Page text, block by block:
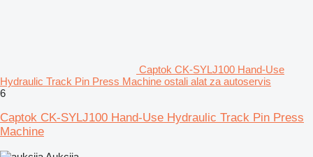
Captok CK-SYLJ100 Hand-Use
Hydraulic Track Pin Press Machine ostali alat za autoservis
6
Captok CK-SYLJ100 Hand-Use Hydraulic Track Pin Press
Machine